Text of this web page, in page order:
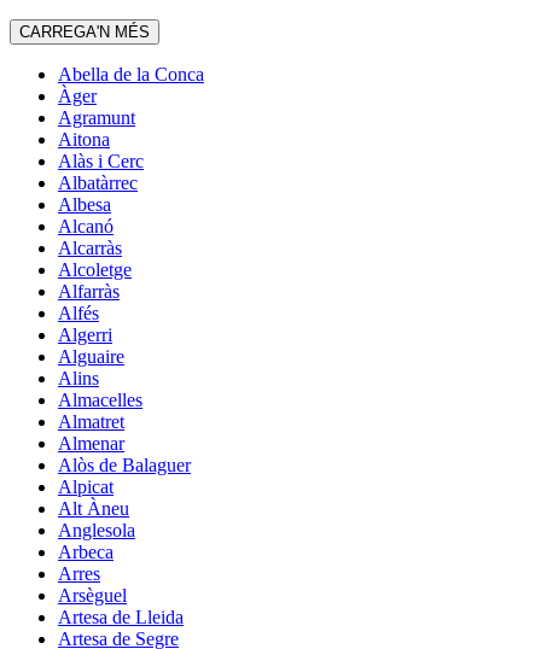
CARREGA'N MÉS
Abella de la Conca
Àger
Agramunt
Aitona
Alàs i Cerc
Albatàrrec
Albesa
Alcanó
Alcarràs
Alcoletge
Alfarràs
Alfés
Algerri
Alguaire
Alins
Almacelles
Almatret
Almenar
Alòs de Balaguer
Alpicat
Alt Àneu
Anglesola
Arbeca
Arres
Arsèguel
Artesa de Lleida
Artesa de Segre